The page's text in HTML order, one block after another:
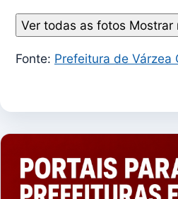
Ver todas as fotos Mostrar
Fonte: Prefeitura de Várzea